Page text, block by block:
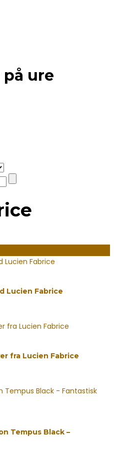
ure
Lucien Fabrice
fra Lucien Fabrice
Tempus Black –